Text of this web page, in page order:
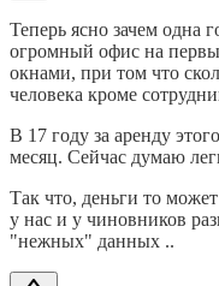
Теперь ясно зачем одна
огромный офис на
окнами, при том что
человека кроме
В 17 году за аренду
месяц. Сейчас думаю
Так что, деньги то
у нас и у чиновников
"нежных" данных ..